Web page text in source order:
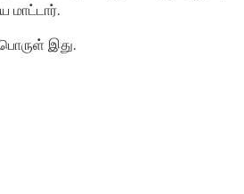
இது.